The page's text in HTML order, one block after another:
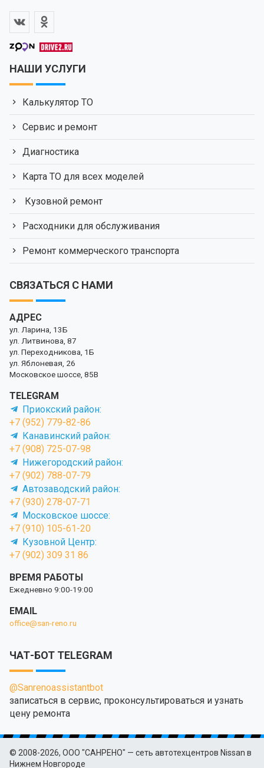
НАШИ УСЛУГИ
Калькулятор ТО
Сервис и ремонт
Диагностика
Карта ТО для всех моделей
Кузовной ремонт
Расходники для обслуживания
Ремонт коммерческого транспорта
СВЯЗАТЬСЯ С НАМИ
АДРЕС
ул. Ларина, 13Б
ул. Литвинова, 87
ул. Переходникова, 1Б
ул. Яблоневая, 26
Московское шоссе, 85В
TELEGRAM
Приокский район:
+7 (952) 779-82-86
Канавинский район:
+7 (908) 725-07-98
Нижегородский район:
+7 (902) 788-07-79
Автозаводский район:
+7 (930) 278-07-71
Московское шоссе:
+7 (910) 105-61-20
Кузовной Центр:
+7 (902) 309 31 86
ВРЕМЯ РАБОТЫ
Ежедневно 9:00-19:00
EMAIL
office@san-reno.ru
ЧАТ-БОТ TELEGRAM
@Sanrenoassistantbot
записаться в сервис, проконсультироваться и узнать
цену ремонта
© 2008-2026, ООО "САНРЕНО" — сеть автотехцентров Nissan в
Нижнем Новгороде